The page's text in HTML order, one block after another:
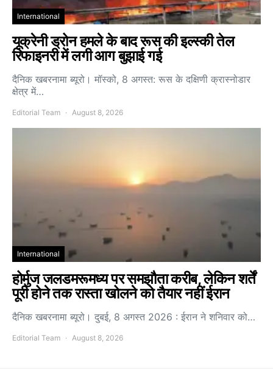
International
यूक्रेनी ड्रोन हमले के बाद रूस की इल्स्की तेल
रिफाइनरी में लगी आग बुझाई गई
दैनिक खबरनामा ब्यूरो। मॉस्को, 8 अगस्त: रूस के दक्षिणी क्रास्नोडार
क्षेत्र में…
Editorial Team August 8, 2026
International
होर्मुज जलडमरूमध्य पर समझौता करीब, लेकिन शर्तें
पूरी होने तक रास्ता खोलने को तैयार नहीं ईरान
दैनिक खबरनामा ब्यूरो। दुबई, 8 अगस्त 2026 : ईरान ने शनिवार को…
Editorial Team August 8, 2026